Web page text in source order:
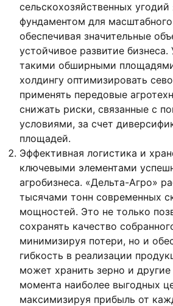
сельскохозяйственных угодий
фундаментом для
обеспечивая значительные
устойчивое развитие бизнеса.
такими обширными
холдингу оптимизировать
применять передовые
снижать риски, связанные с
условиями, за счет
площадей.
Эффективная логистика и
ключевыми элементами
агробизнеса. «Дельта-Агро»
тысячами тонн современных
мощностей. Это не только
сохранять качество
минимизируя потери, но и
гибкость в реализации
может хранить зерно и
момента наиболее выгодных
максимизируя прибыль от